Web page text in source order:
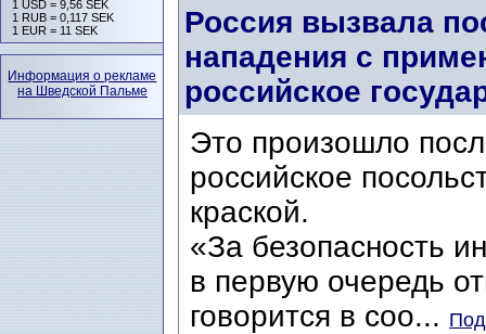
Россия вызвала
нападения с
российское
Это произошло
российское
краской.
«За безопасность
в первую очередь
говорится в соо...
1 USD = 9,56 SEK
1 RUB = 0,117 SEK
1 EUR = 11 SEK
Информация о рекламе
на Шведской Пальме